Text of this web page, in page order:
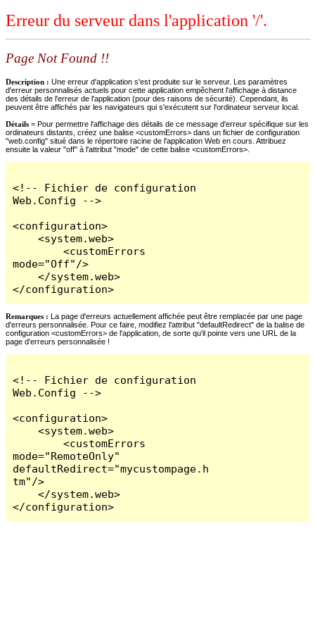
Erreur du serveur dans l'application '/'.
Page Not Found !!
Description : Une erreur d'application s'est produite sur le serveur. Les paramètres
d'erreur personnalisés actuels pour cette application empêchent l'affichage à distance
des détails de l'erreur de l'application (pour des raisons de sécurité). Cependant, ils
peuvent être affichés par les navigateurs qui s'exécutent sur l'ordinateur serveur local.
Détails = Pour permettre l'affichage des détails de ce message d'erreur spécifique sur les
ordinateurs distants, créez une balise <customErrors> dans un fichier de configuration
"web.config" situé dans le répertoire racine de l'application Web en cours. Attribuez
ensuite la valeur "off" à l'attribut "mode" de cette balise <customErrors>.
<!-- Fichier de configuration
Web.Config -->
<configuration>
    <system.web>
        <customErrors
mode="Off"/>
    </system.web>
</configuration>
Remarques : La page d'erreurs actuellement affichée peut être remplacée par une page
d'erreurs personnalisée. Pour ce faire, modifiez l'attribut "defaultRedirect" de la balise de
configuration <customErrors> de l'application, de sorte qu'il pointe vers une URL de la
page d'erreurs personnalisée !
<!-- Fichier de configuration
Web.Config -->
<configuration>
    <system.web>
        <customErrors
mode="RemoteOnly"
defaultRedirect="mycustompage.h
tm"/>
    </system.web>
</configuration>